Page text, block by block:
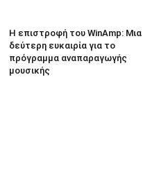
Η επιστροφή του WinAmp: Μια
δεύτερη ευκαιρία για το
πρόγραμμα αναπαραγωγής
μουσικής